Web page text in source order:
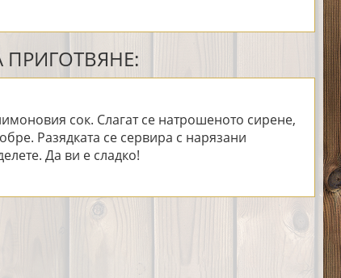
сок. Слагат се натрошеното сирене,
Разядката се сервира с нарязани
Да ви е сладко!